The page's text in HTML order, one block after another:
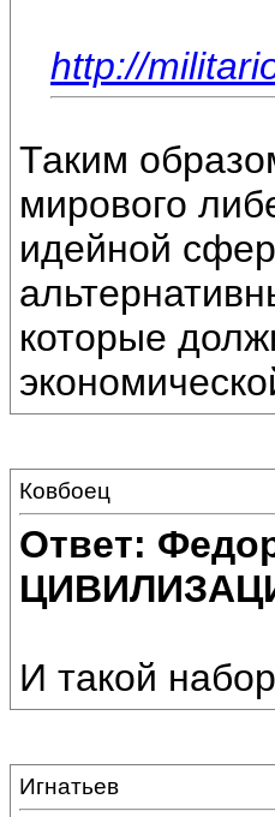
http://
Таким
мирового
идейной
которые
Ковбоец
Ответ:
И такой
Игнатьев